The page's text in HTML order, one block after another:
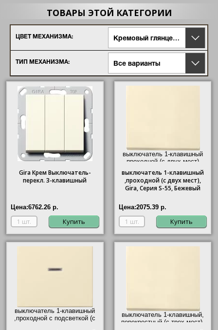
ТОВАРЫ ЭТОЙ КАТЕГОРИИ
ЦВЕТ МЕХАНИЗМА: Кремовый глянцевый
ТИП МЕХАНИЗМА: Все варианты
Gira Крем Выключатель-
перекл. 3-клавишный
Цена:6762.26 р.
Купить
выключатель 1-клавишный
,проходной (с двух мест),
, Серия S-55, Бежевый"/>
выключатель 1-клавишный
,проходной (с двух мест),
Gira, Серия S-55, Бежевый
Цена:2075.39 р.
Купить
выключатель 1-клавишный
,проходной с подсветкой (с
выключатель 1-клавишный,
перекрестный (с трех мест),